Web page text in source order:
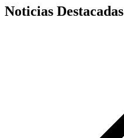
Noticias Destacadas